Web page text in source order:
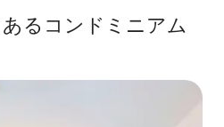
るコンドミニアム